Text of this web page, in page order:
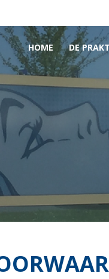
HOME DE